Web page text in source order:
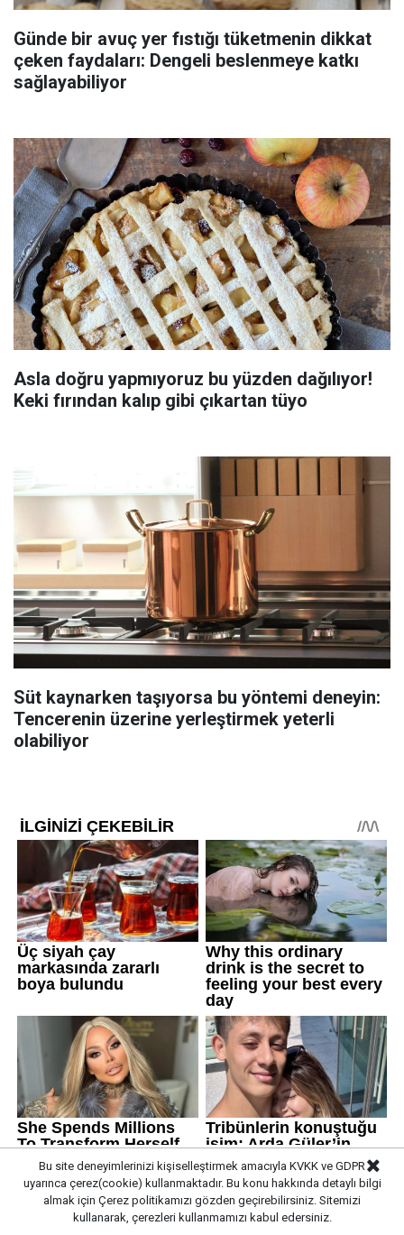
Günde bir avuç yer fıstığı tüketmenin dikkat
çeken faydaları: Dengeli beslenmeye katkı
sağlayabiliyor
Asla doğru yapmıyoruz bu yüzden dağılıyor!
Keki fırından kalıp gibi çıkartan tüyo
Süt kaynarken taşıyorsa bu yöntemi deneyin:
Tencerenin üzerine yerleştirmek yeterli
olabiliyor
Bu site deneyimlerinizi kişiselleştirmek amacıyla KVKK ve GDPR
uyarınca çerez(cookie) kullanmaktadır. Bu konu hakkında detaylı bilgi
almak için Çerez politikamızı gözden geçirebilirsiniz. Sitemizi
kullanarak, çerezleri kullanmamızı kabul edersiniz.